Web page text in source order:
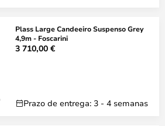
Plass Large Candeeiro Suspenso Grey
4,9m - Foscarini
3 710,00 €
Prazo de entrega: 3 - 4 semanas